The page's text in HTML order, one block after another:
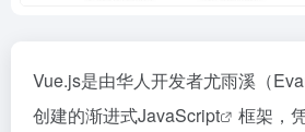
Vue.js是由华人开发者尤雨溪（
创建的渐进式JavaScript
框架，